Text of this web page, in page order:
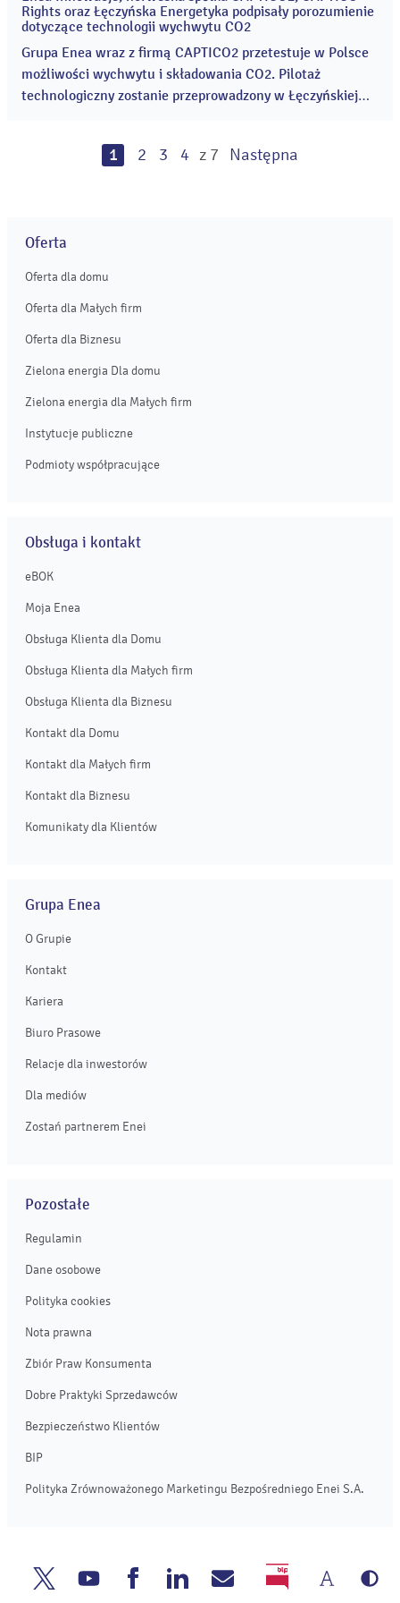
21
paź
Rights oraz Łęczyńska Energetyka podpisały porozumienie
dotyczące technologii wychwytu CO2
Grupa Enea wraz z firmą CAPTICO2 przetestuje w Polsce
możliwości wychwytu i składowania CO2. Pilotaż
technologiczny zostanie przeprowadzony w Łęczyńskiej
1 2 3 4 z 7 Następna
Oferta
Oferta dla domu
Oferta dla Małych firm
Oferta dla Biznesu
Zielona energia Dla domu
Zielona energia dla Małych firm
Instytucje publiczne
Podmioty współpracujące
Obsługa i kontakt
eBOK
Moja Enea
Obsługa Klienta dla Domu
Obsługa Klienta dla Małych firm
Obsługa Klienta dla Biznesu
Kontakt dla Domu
Kontakt dla Małych firm
Kontakt dla Biznesu
Komunikaty dla Klientów
Grupa Enea
O Grupie
Kontakt
Kariera
Biuro Prasowe
Relacje dla inwestorów
Dla mediów
Zostań partnerem Enei
Pozostałe
Regulamin
Dane osobowe
Polityka cookies
Nota prawna
Zbiór Praw Konsumenta
Dobre Praktyki Sprzedawców
Bezpieczeństwo Klientów
BIP
Polityka Zrównoważonego Marketingu Bezpośredniego Enei S.A.
Enea Enea
Enea Enea NapiszBIP
Zmień